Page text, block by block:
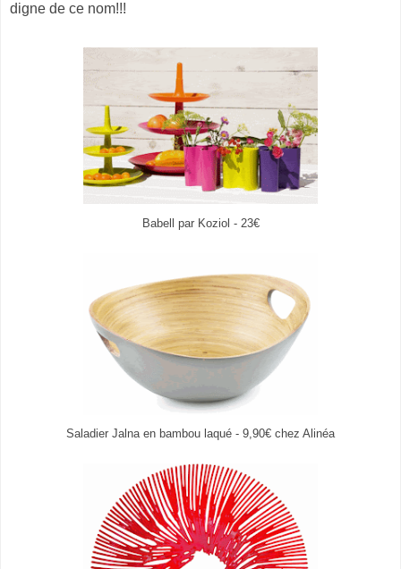
digne de ce nom!!!
Babell par Koziol - 23€
Saladier Jalna en bambou laqué - 9,90€ chez Alinéa